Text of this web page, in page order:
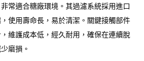
常適合糖廠環境。其過濾系統採用進口
使用壽命長，易於清潔。關鍵接觸部件
維護成本低，經久耐用，確保在連續脫
磨損。